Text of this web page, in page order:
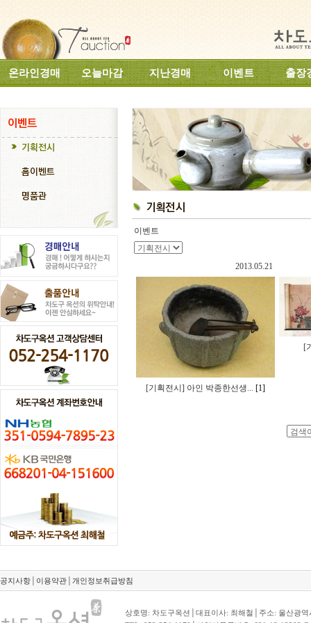
온라인경매 오늘마감 지난경매 이벤트 출장
이벤트
2013.05.21
[기획전시] 아인 박종한선생... [1]
[
공지사항 이용약관 개인정보취급방침
상호명: 차도구옥션│대표이사: 최해철│주소: 울산광